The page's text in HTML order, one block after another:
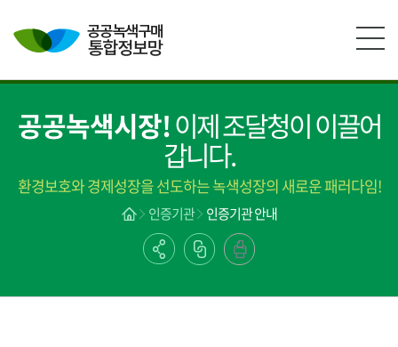
공공녹색시장!이제 조달청이 이끌어
갑니다.
환경보호와 경제성장을 선도하는 녹색성장의 새로운 패러다임!
인증기관 인증기관 안내